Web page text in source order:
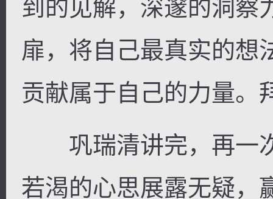
到的见解，深邃的洞察
扉，将自己最真实的想
贡献属于自己的力量。
巩瑞清讲完，再一
若渴的心思展露无疑，